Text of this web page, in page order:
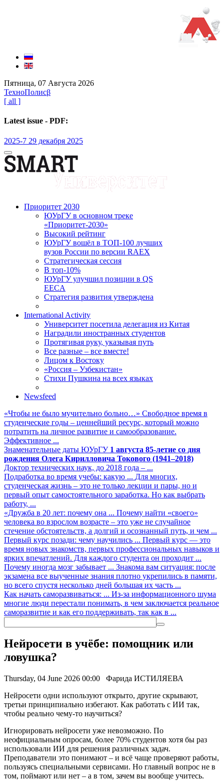
Пятница, 07 Августа 2026
ТехноПолисβ
[ all ]
Latest issue - PDF:
2025-7 29 декабря 2025
Приоритет 2030
ЮУрГУ в основном треке
«Приоритет-2030»
Высокий рейтинг
ЮУрГУ вошёл в ТОП-100 лучших
вузов России по версии RAEX
Стратегическая сессия
В топ-10%
ЮУрГУ улучшил позиции в QS
EECA
Стратегия развития утверждена
International Activity
Университет посетила делегация из Китая
Наградили иностранных студентов
Протягивая руку, указывая путь
Все разные – все вместе!
Лицом к Востоку
«Россия – Узбекистан»
Стихи Пушкина на всех языках
Newsfeed
«Чтобы не было мучительно больно…» Свободное время в
студенческие годы – ценнейший ресурс, который можно
потратить на личное развитие и самообразование.
Эффективное ...
Знаменательные даты ЮУрГУ 1 августа 85-летие со дня
рождения Олега Кирилловича Токового (1941–2018)
Доктор технических наук, до 2018 года – ...
Подработка во время учебы: какую ... Для многих,
студенческая жизнь – это не только лекции и пары, но и
первый опыт самостоятельного заработка. Но как выбрать
работу, ...
«Дружба в 20 лет: почему она ... Почему найти «своего»
человека во взрослом возрасте – это уже не случайное
стечение обстоятельств, а долгий и осознанный путь, и чем ...
Первый курс позади: чему научились ... Первый курс — это
время новых знакомств, первых профессиональных навыков и
ярких впечатлений. Для каждого студента он проходит ...
Почему иногда мозг забывает ... Знакома вам ситуация: после
экзамена все выученные знания плотно укрепились в памяти,
но всего спустя несколько дней большая их часть ...
Как начать саморазвиваться: ... Из-за информационного шума
многие люди перестали понимать, в чем заключается реальное
саморазвитие и как его поддерживать, так как в ...
Нейросети в учёбе: помощник или
ловушка?
Thursday, 04 June 2026 00:00
Фарида ИСТИЛЯЕВА
Нейросети одни используют открыто, другие скрывают,
третьи принципиально избегают. Как работать с ИИ так,
чтобы реально чему-то научиться?
Игнорировать нейросети уже невозможно. По
неофициальным опросам, более 70% студентов хотя бы раз
использовали ИИ для решения различных задач.
Преподаватели это понимают – и всё чаще проверяют работы,
пользуясь специальными сервисами. Но главный вопрос не в
том, поймают или нет – а в том, зачем вы вообще учитесь.